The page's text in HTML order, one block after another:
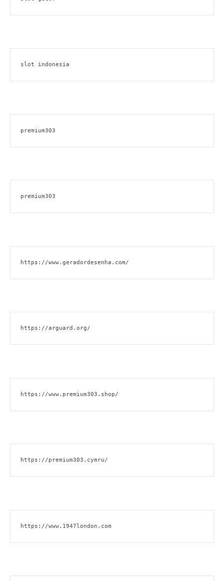
slot indonesia
premium303
premium303
https://www.geradordesenha.com/
https://arguard.org/
https://www.premium303.shop/
https://premium303.cymru/
https://www.1947london.com